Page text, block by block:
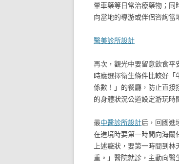
暈車藥等日常治療藥物；
向當地的導游或伴侶咨詢當
醫美診所設計
再次，觀光中要留意飲食平
時應選擇衛生條件比較好
係數！」的餐廳，防止直接
的身體狀況公道設定游玩時
最中醫診所設計后，回國進
在進境時要第一時間向海
上述癥狀，要第一時間到
重。」醫院就診，主動向醫